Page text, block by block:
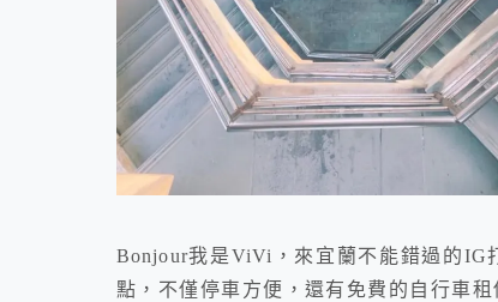
Bonjour我是ViVi，來宜蘭不能錯過的IG
點，不僅停車方便，還有免費的自行車